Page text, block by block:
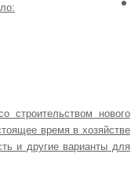
строительством нового
время в хозяйстве
и другие варианты для